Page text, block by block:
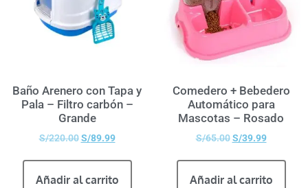
Baño Arenero con Tapa y
Pala – Filtro carbón –
Grande
S/220.00 S/89.99
Añadir al carrito
Comedero + Bebedero
Automático para
Mascotas – Rosado
S/65.00 S/39.99
Añadir al carrito